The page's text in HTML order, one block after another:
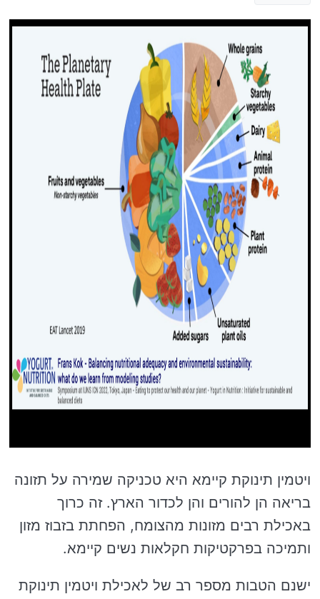
ויטמין תינוקת קיימא היא טכניקה שמירה על תזונה
בריאה הן להורים והן לכדור הארץ. זה כרוך
באכילת רבים מזונות מהצומח, הפחתת בזבוז מזון
ותמיכה בפרקטיקות חקלאות נשים קיימא.
ישנם הטבות מספר רב של לאכילת ויטמין תינוקת